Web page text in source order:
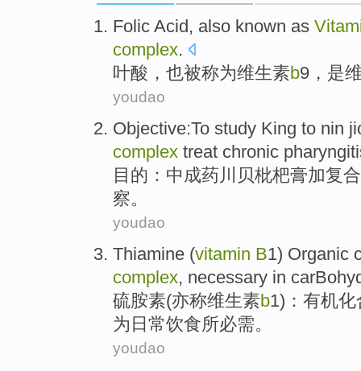
Folic Acid , also known as
complex.
叶酸 ， 也被称为维生素b9 ， 是
youdao
Objective:To study King to nin
complex treat chronic
目的 ： 中成药川贝枇杷膏加复合
察。
youdao
Thiamine (vitamin B1) Organic
complex, necessary in
硫胺素(亦称维生素b1)： 有机化
为 日常饮食所必需。
youdao